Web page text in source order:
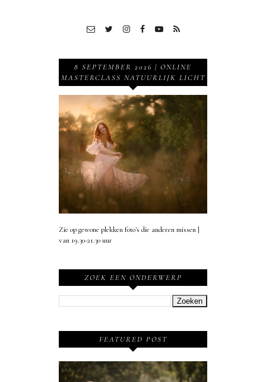
8 SEPTEMBER 2026 | ONLINE
MASTERCLASS NATUURLIJK LICHT
Zie op gewone plekken foto's die anderen missen |
van 19.30-21.30 uur
ZOEK EEN ONDERWERP
FEATURED POST